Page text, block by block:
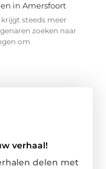
in Amersfoort
steeds meer
zoeken naar
om
verhaal!
delen met